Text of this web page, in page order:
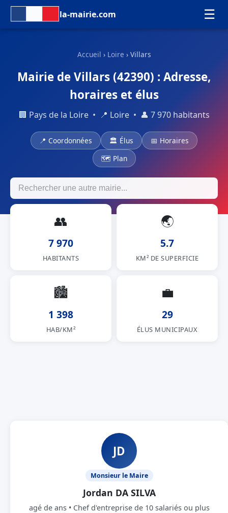
la-mairie.com ☰
Accueil › Loire › Villars
Mairie de Villars (42390) : Adresse,
horaires et élus
🏢 Pays de la Loire • 📍 Loire • 👤 7 970 habitants
📍 Coordonnées 🏛 Élus
📅 Horaires
🗺 Plan
👥
7 970
HABITANTS
🌏
5.7
KM² DE SUPERFICIE
🏙
1 398
HAB/KM²
💼
29
ÉLUS MUNICIPAUX
JD
Monsieur le Maire
Jordan DA SILVA
agé de ans • Chef d'entreprise de 10 salariés ou plus